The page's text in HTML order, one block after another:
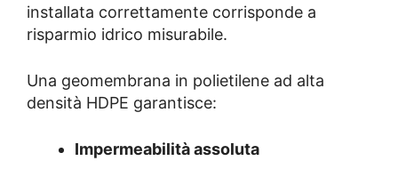
installata correttamente corrisponde a
risparmio idrico misurabile.
Una geomembrana in polietilene ad alta
densità HDPE garantisce:
Impermeabilità assoluta